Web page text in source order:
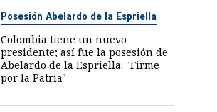
Posesión Abelardo de la Espriella
Colombia tiene un nuevo
presidente; así fue la posesión de
Abelardo de la Espriella: "Firme
por la Patria"